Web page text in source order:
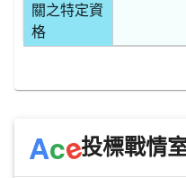
關之特定資
格
Ace投標戰情